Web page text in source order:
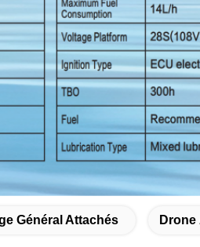
Général Attachés